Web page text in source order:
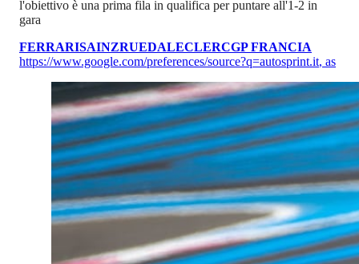
l'obiettivo è una prima fila in qualifica per puntare all'1-2 in
gara
FERRARISAINZRUEDALECLERCGP FRANCIA
https://www.google.com/preferences/source?q=autosprint.it, as